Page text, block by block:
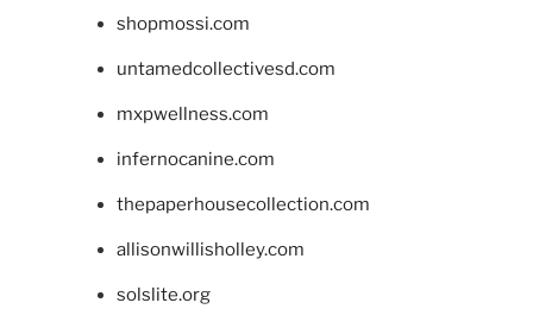
shopmossi.com
untamedcollectivesd.com
mxpwellness.com
infernocanine.com
thepaperhousecollection.com
allisonwillisholley.com
solslite.org